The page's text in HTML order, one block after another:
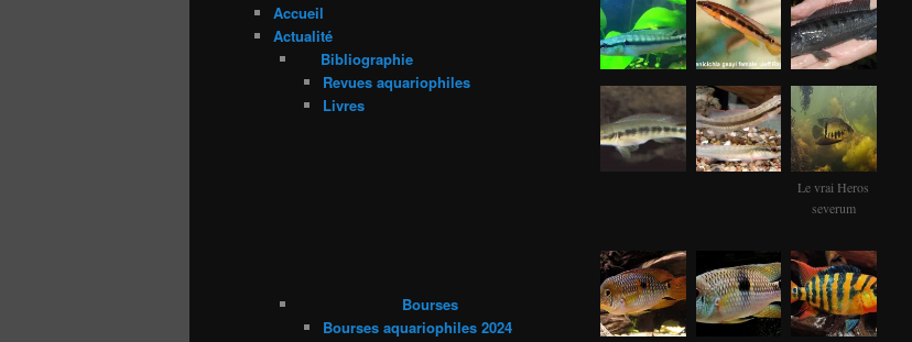
Accueil
Actualité
Bibliographie
Revues aquariophiles
Livres
Bourses
Bourses aquariophiles 2024
Le vrai Heros
severum